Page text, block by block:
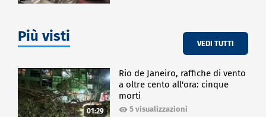
Più visti VEDI TUTTI
01:29
Rio de Janeiro, raffiche di vento
a oltre cento all'ora: cinque
morti
5 visualizzazioni